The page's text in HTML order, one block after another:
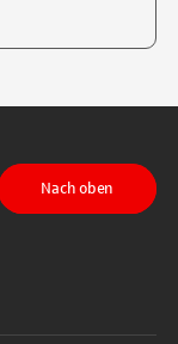
Nach oben